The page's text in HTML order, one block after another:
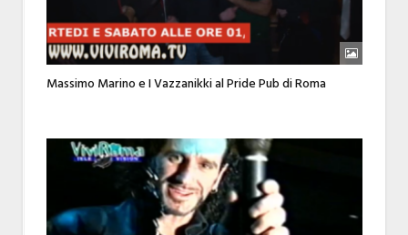
Massimo Marino e I Vazzanikki al Pride Pub di Roma